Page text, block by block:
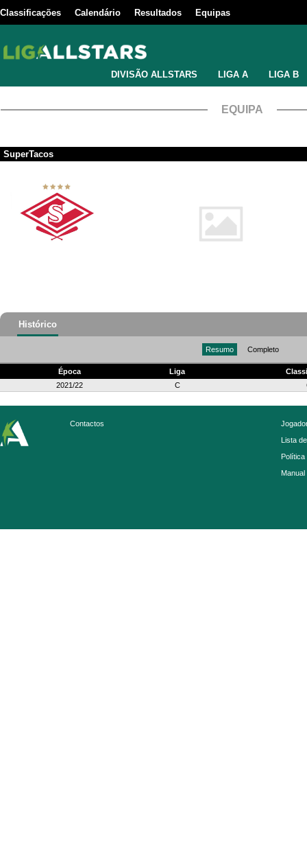
Classificações Calendário Resultados Equipas
DIVISÃO ALLSTARS LIGA A LIGA B
EQUIPA
SuperTacos
Histórico
Resumo Completo
Época Liga
2021/22
C
Contactos
Lista
Política